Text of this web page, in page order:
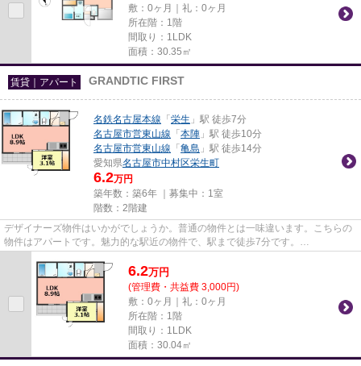
敷：0ヶ月｜礼：0ヶ月
所在階：1階
間取り：1LDK
面積：30.35㎡
賃貸｜アパート GRANDTIC FIRST
名鉄名古屋本線 「 栄生 」駅 徒歩7分
名古屋市営東山線 「 本陣 」駅 徒歩10分
名古屋市営東山線 「 亀島 」駅 徒歩14分
愛知県名古屋市中村区栄生町
6.2万円
築年数：築6年 ｜募集中： 1室
階数：2階建
デザイナーズ物件はいかがでしょうか。普通の物件とは一味違います。こちらの
物件はアパートです。魅力的な駅近の物件で、駅まで徒歩7分です。
6.2万円
(管理費・共益費 3,000円)
敷：0ヶ月｜礼：0ヶ月
所在階：1階
間取り：1LDK
面積：30.04㎡